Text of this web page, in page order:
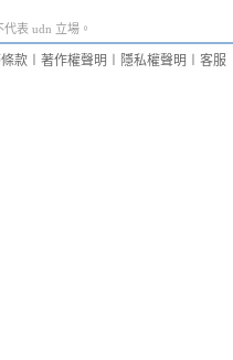
表 udn 立場。
款 著作權聲明 隱私權聲明 客服